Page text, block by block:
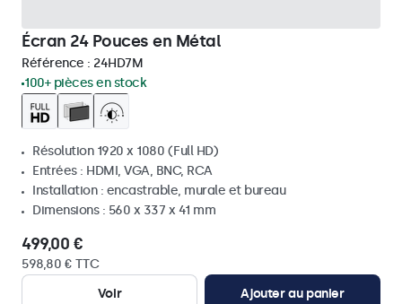
Écran 24 Pouces en Métal
Référence : 24HD7M
100+ pièces en stock
Résolution 1920 x 1080 (Full HD)
Entrées : HDMI, VGA, BNC, RCA
Installation : encastrable, murale et bureau
Dimensions : 560 x 337 x 41 mm
499,00 €
598,80 € TTC
Voir
Ajouter au panier